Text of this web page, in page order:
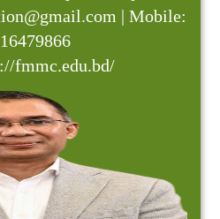
| Mobile:
fmmc.edu.bd/